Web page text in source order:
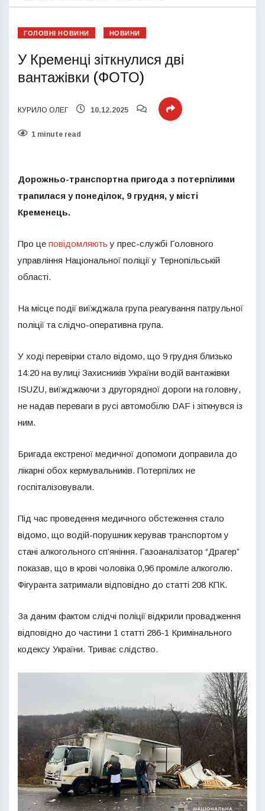
ГОЛОВНІ НОВИНИ НОВИНИ
У Кременці зіткнулися дві
вантажівки (ФОТО)
КУРИЛО ОЛЕГ 10.12.2025
1 minute read
Дорожньо-транспортна пригода з потерпілими
трапилася у понеділок, 9 грудня, у місті
Кременець.
Про це повідомляють у прес-службі Головного
управління Національної поліції у Тернопільській
області.
На місце події виїжджала група реагування патрульної
поліції та слідчо-оперативна група.
У ході перевірки стало відомо, що 9 грудня близько
14:20 на вулиці Захисників України водій вантажівки
ISUZU, виїжджаючи з другорядної дороги на головну,
не надав переваги в русі автомобілю DAF і зіткнувся із
ним.
Бригада екстреної медичної допомоги доправила до
лікарні обох кермувальників. Потерпілих не
госпіталізовували.
Під час проведення медичного обстеження стало
відомо, що водій-порушник керував транспортом у
стані алкогольного сп’яніння. Газоаналізатор “Драгер”
показав, що в крові чоловіка 0,96 проміле алкоголю.
Фігуранта затримали відповідно до статті 208 КПК.
За даним фактом слідчі поліції відкрили провадження
відповідно до частини 1 статті 286-1 Кримінального
кодексу України. Триває слідство.